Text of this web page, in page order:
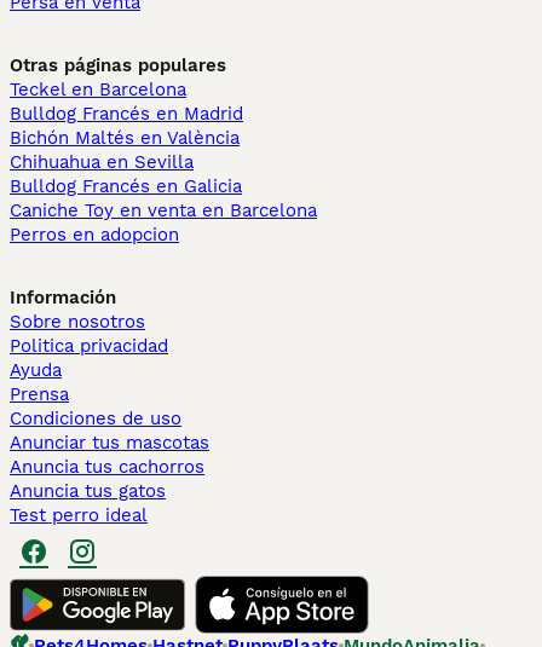
Otras páginas populares
Teckel en Barcelona
Bulldog Francés en Madrid
Bichón Maltés en València
Chihuahua en Sevilla
Bulldog Francés en Galicia
Caniche Toy en venta en Barcelona
Perros en adopcion
Información
Sobre nosotros
Politica privacidad
Ayuda
Prensa
Condiciones de uso
Anunciar tus mascotas
Anuncia tus cachorros
Anuncia tus gatos
Test perro ideal